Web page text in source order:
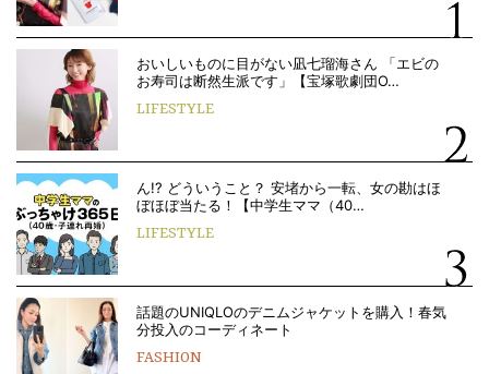
おいしいものに目がない凪七瑠海さん 「エビの
お寿司は断然生派です」【宝塚歌劇団O…
LIFESTYLE
ん!? どういうこと？ 安堵から一転、女の勘はほ
ぼほぼ当たる！【中学生ママ（40…
LIFESTYLE
話題のUNIQLOのデニムジャケットを購入！春気
分投入のコーディネート
FASHION